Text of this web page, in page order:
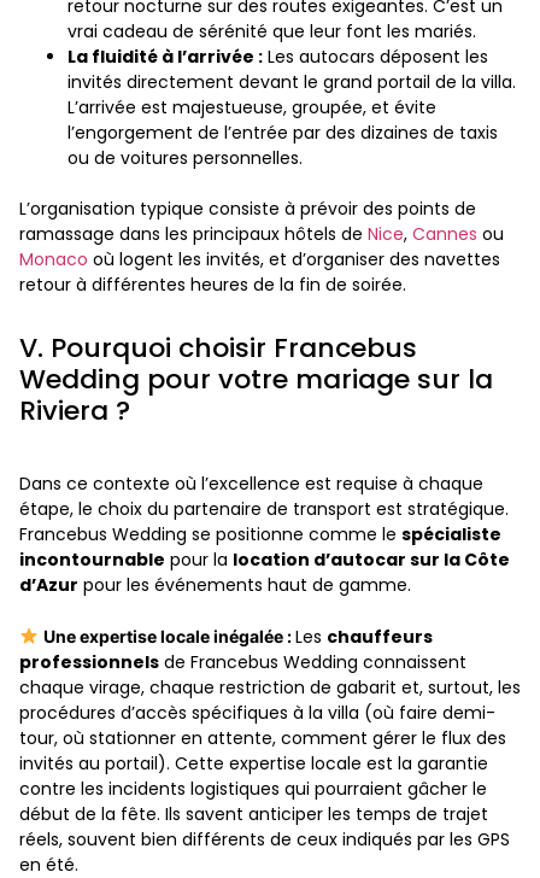
retour nocturne sur des routes exigeantes. C’est un
vrai cadeau de sérénité que leur font les mariés.
La fluidité à l’arrivée : Les autocars déposent les
invités directement devant le grand portail de la villa.
L’arrivée est majestueuse, groupée, et évite
l’engorgement de l’entrée par des dizaines de taxis
ou de voitures personnelles.
L’organisation typique consiste à prévoir des points de
ramassage dans les principaux hôtels de Nice, Cannes ou
Monaco où logent les invités, et d’organiser des navettes
retour à différentes heures de la fin de soirée.
V. Pourquoi choisir Francebus
Wedding pour votre mariage sur la
Riviera ?
Dans ce contexte où l’excellence est requise à chaque
étape, le choix du partenaire de transport est stratégique.
Francebus Wedding se positionne comme le spécialiste
incontournable pour la location d’autocar sur la Côte
d’Azur pour les événements haut de gamme.
Une expertise locale inégalée :Les chauffeurs
professionnels de Francebus Wedding connaissent
chaque virage, chaque restriction de gabarit et, surtout, les
procédures d’accès spécifiques à la villa (où faire demi-
tour, où stationner en attente, comment gérer le flux des
invités au portail). Cette expertise locale est la garantie
contre les incidents logistiques qui pourraient gâcher le
début de la fête. Ils savent anticiper les temps de trajet
réels, souvent bien différents de ceux indiqués par les GPS
en été.